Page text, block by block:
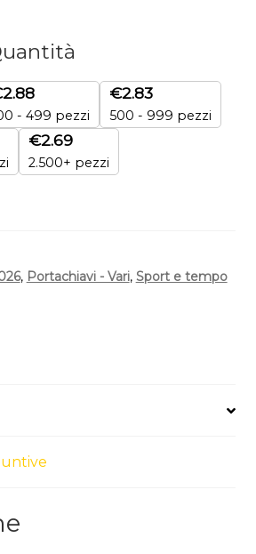
2.88
- 499 pezzi
€2.83
500 - 999 pezzi
€2.69
2.500+ pezzi
, Portachiavi - Vari, Sport e tempo